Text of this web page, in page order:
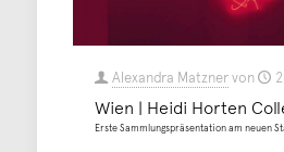
Alexandra Matznervon
Wien | Heidi Horten
Erste Sammlungspräsentation am neuen